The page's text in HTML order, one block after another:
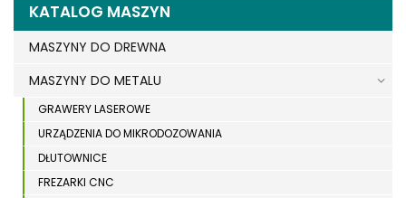
KATALOG MASZYN
MASZYNY DO DREWNA
MASZYNY DO METALU
GRAWERY LASEROWE
URZĄDZENIA DO MIKRODOZOWANIA
DŁUTOWNICE
FREZARKI CNC